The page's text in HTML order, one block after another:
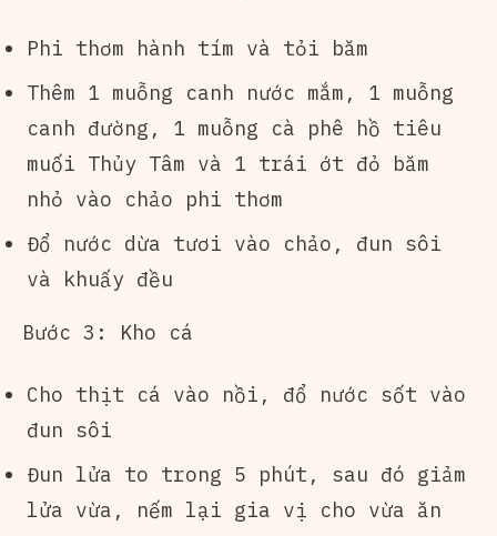
Phi thơm hành tím và tỏi băm
Thêm 1 muỗng canh nước mắm, 1 muỗng
canh đường, 1 muỗng cà phê hồ tiêu
muối Thủy Tâm và 1 trái ớt đỏ băm
nhỏ vào chảo phi thơm
Đổ nước dừa tươi vào chảo, đun sôi
và khuấy đều
Bước 3: Kho cá
Cho thịt cá vào nồi, đổ nước sốt vào
đun sôi
Đun lửa to trong 5 phút, sau đó giảm
lửa vừa, nếm lại gia vị cho vừa ăn